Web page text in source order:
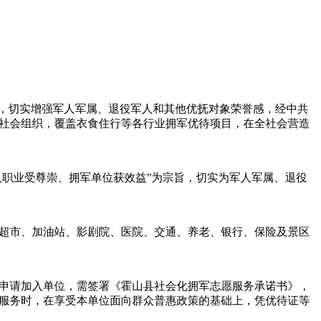
切实增强军人军属、退役军人和其他优抚对象荣誉感，经中共
会组织，覆盖衣食住行等各行业拥军优待项目，在全社会营造
业受尊崇、拥军单位获效益”为宗旨，切实为军人军属、退役
市、加油站、影剧院、医院、交通、养老、银行、保险及景区
加入单位，需签署《霍山县社会化拥军志愿服务承诺书》，
务时，在享受本单位面向群众普惠政策的基础上，凭优待证等